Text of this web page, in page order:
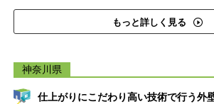
もっと詳しく見る
神奈川県
仕上がりにこだわり高い技術で行う外